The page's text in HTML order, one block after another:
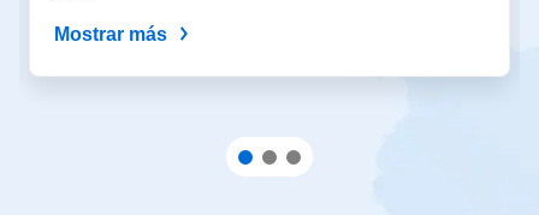
Mostrar más